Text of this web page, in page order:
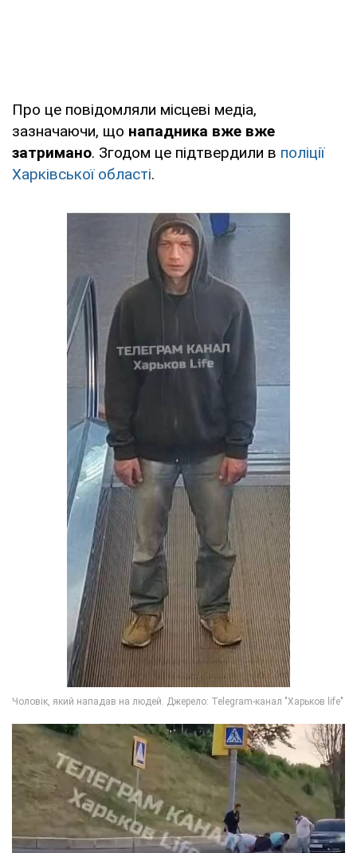
Про це повідомляли місцеві медіа,
зазначаючи, що нападника вже вже
затримано. Згодом це підтвердили в поліції
Харківської області.